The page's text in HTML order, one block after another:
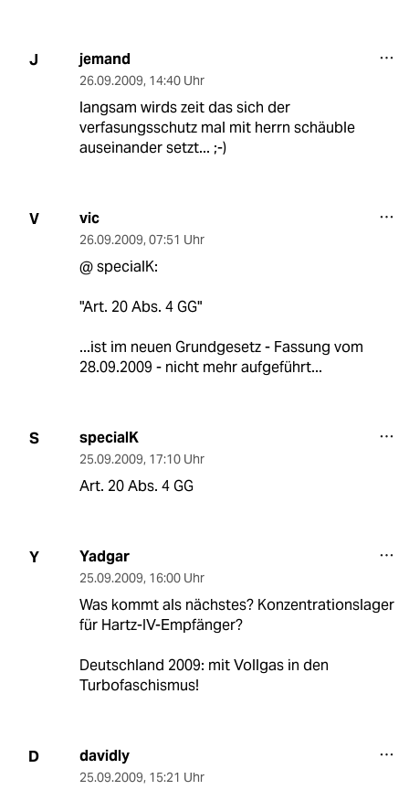
J jemand
26.09.2009, 14:40 Uhr
langsam wirds zeit das sich der
verfasungsschutz mal mit herrn schäuble
auseinander setzt... ;-)
V vic
26.09.2009, 07:51 Uhr
@ specialK:
"Art. 20 Abs. 4 GG"
...ist im neuen Grundgesetz - Fassung vom
28.09.2009 - nicht mehr aufgeführt...
S specialK
25.09.2009, 17:10 Uhr
Art. 20 Abs. 4 GG
Y Yadgar
25.09.2009, 16:00 Uhr
Was kommt als nächstes? Konzentrationslager
für Hartz-IV-Empfänger?
Deutschland 2009: mit Vollgas in den
Turbofaschismus!
D davidly
25.09.2009, 15:21 Uhr